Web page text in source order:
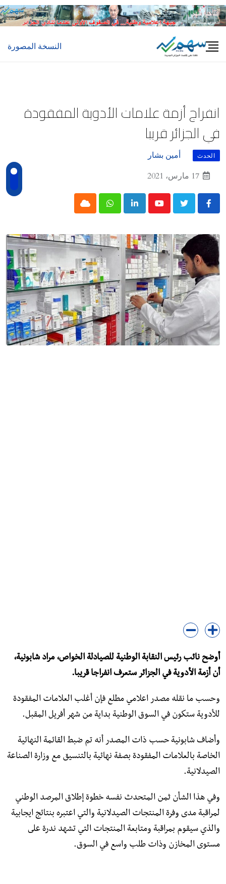
Skip
to
النسخة المصورة
انفراج أزمة علامات الأدوية المفقودة
في الجزائر قريبا
الحدث
أمين بشار
17 مارس، 2021
Youtube
LinkedIn
Whatsapp
Cloud
أوضح نائب رئيس النقابة الوطنية للصيادلة الخواص، مراد شابونية،
أن أزمة الأدوية في الجزائر ستعرف انفراجا قريبا.
وحسب ما نقله مصدر اعلامي مطلع فإن أغلب العلامات المفقودة
للأدوية ستكون في السوق الوطنية بداية من شهر أفريل المقبل.
وأضاف شابونية حسب ذات المصدر أنه تم ضبط القائمة النهائية
الخاصة بالعلامات المفقودة بصفة نهائية بالتنسيق مع وزارة الصناعة
الصيدلانية.
وفي هذا الشأن ثمن المتحدث نفسه خطوة إطلاق المرصد الوطني
لمراقبة مدى وفرة المنتجات الصيدلانية والتي اعتبره بنتائج ايجابية
والذي سيقوم بمراقبة ومتابعة المنتجات التي تشهد ندرة على
مستوى المخازن وذات طلب واسع في السوق.